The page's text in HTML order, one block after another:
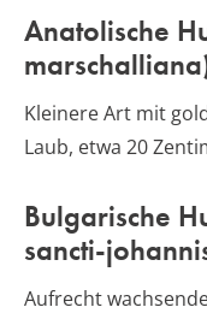
Anatolische
Kleinere Art mit
Laub, etwa 20
Bulgarische
sancti-
Aufrecht